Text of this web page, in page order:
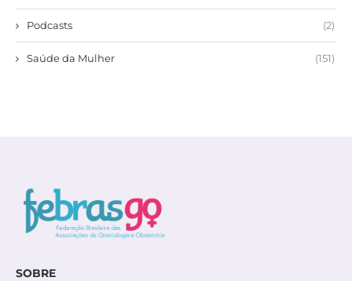
Podcasts (2)
Saúde da Mulher (151)
SOBRE